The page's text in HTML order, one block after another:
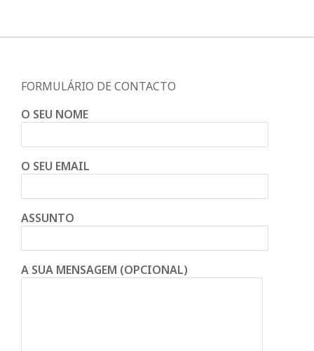
FORMULÁRIO DE CONTACTO
O SEU NOME
O SEU EMAIL
ASSUNTO
A SUA MENSAGEM (OPCIONAL)